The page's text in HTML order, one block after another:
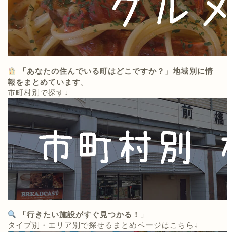
「あなたの住んでいる町はどこですか？」地域別に情
報をまとめています。
市町村別で探す↓
「行きたい施設がすぐ見つかる！
」
タイプ別・エリア別で探せるまとめページはこちら↓